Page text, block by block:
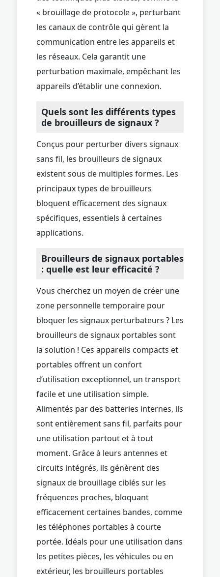
« brouillage de protocole », perturbant
les canaux de contrôle qui gèrent la
communication entre les appareils et
les réseaux. Cela garantit une
perturbation maximale, empêchant les
appareils d’établir une connexion.
Quels sont les différents types
de brouilleurs de signaux ?
Conçus pour perturber divers signaux
sans fil, les brouilleurs de signaux
existent sous de multiples formes. Les
principaux types de brouilleurs
bloquent efficacement des signaux
spécifiques, essentiels à certaines
applications.
Brouilleurs de signaux portables
: quelle est leur efficacité ?
Vous cherchez un moyen de créer une
zone personnelle temporaire pour
bloquer les signaux perturbateurs ? Les
brouilleurs de signaux portables sont
la solution ! Ces appareils compacts et
portables offrent un confort
d’utilisation exceptionnel, un transport
facile et une utilisation simple.
Alimentés par des batteries internes, ils
sont entièrement sans fil, parfaits pour
une utilisation partout et à tout
moment. Grâce à leurs antennes et
circuits intégrés, ils génèrent des
signaux de brouillage ciblés sur les
fréquences proches, bloquant
efficacement certaines bandes, comme
les téléphones portables à courte
portée. Idéals pour une utilisation dans
les petites pièces, les véhicules ou en
extérieur, les brouilleurs portables